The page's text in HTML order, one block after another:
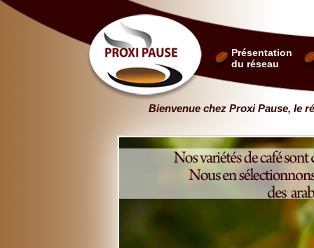
Présentation
du réseau
Bienvenue chez Proxi Pause, le